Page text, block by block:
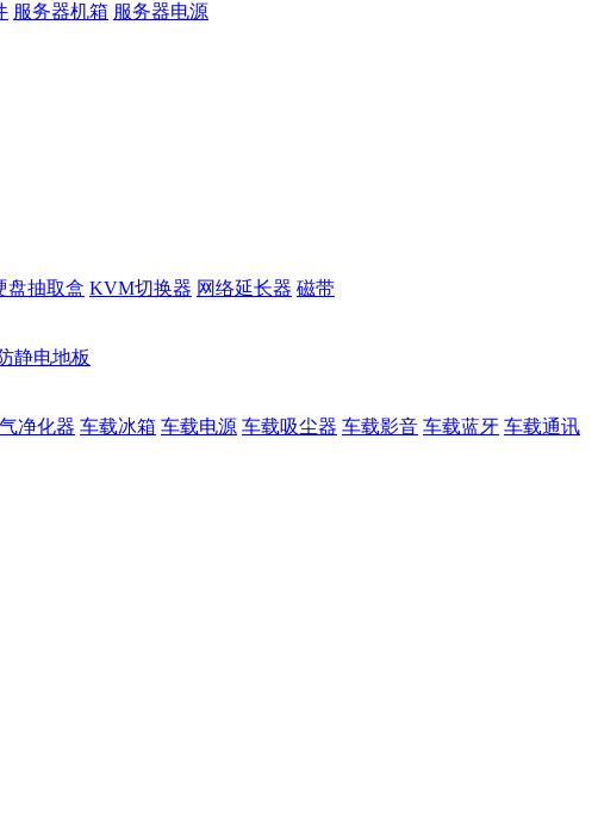
服务器机箱 服务器电源
盘抽取盒 KVM切换器 网络延长器 磁带
静电地板
净化器 车载冰箱 车载电源 车载吸尘器 车载影音 车载蓝牙 车载通讯